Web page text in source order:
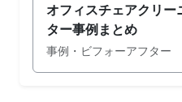
オフィスチェアクリ
ター事例まとめ
事例・ビフォーアフター